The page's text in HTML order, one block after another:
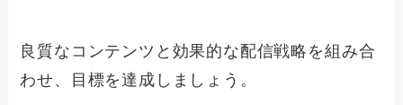
良質なコンテンツと効果的な配信戦略を組み合
わせ、目標を達成しましょう。